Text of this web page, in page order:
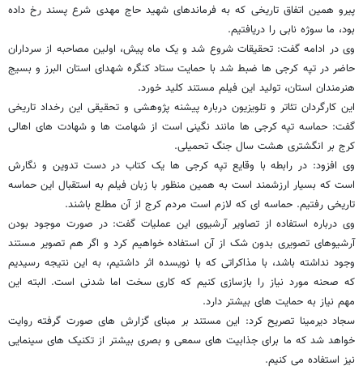
پیرو همین اتفاق تاریخی که به فرمانده‏ای شهید حاج مهدی شرع ‏پسند رخ داده
بود، ما سوژه نابی را دریافتیم.
وی در ادامه گفت: تحقیقات شروع شد و یک ماه پیش، اولین مصاحبه از سرداران
حاضر در تپه کرجی‏ ها ضبط شد با حمایت ستاد کنگره شهدای استان البرز و بسیج
هنرمندان استان، تولید این فیلم مستند کلید خورد.
این کارگردان تئاتر و تلویزیون درباره پیشنه پژوهشی و تحقیقی این رخداد تاریخی
گفت: حماسه تپه کرجی‏ ها مانند نگینی است از شهامت‏ ها و شهادت‏ های اهالی
کرج بر انگشتری هشت سال جنگ تحمیلی.
وی افزود: در رابطه با وقایع تپه کرجی‏ ها یک کتاب در دست تدوین و نگارش
است که بسیار ارزشمند است به همین منظور با زبان فیلم به استقبال این حماسه
تاریخی رفتیم. حماسه ‏ای که لازم است مردم کرج از آن مطلع باشند.
وی درباره استفاده از تصاویر آرشیوی این عملیات گفت: در صورت موجود بودن
آرشیوهای تصویری بدون شک از آن استفاده خواهیم کرد و اگر هم تصویر مستند
وجود نداشته باشد، با مذاکراتی که با نویسده اثر داشتیم، به این نتیجه رسیدیم
که صحنه مورد نیاز را بازسازی کنیم که کاری سخت اما شدنی است. البته این
مهم نیاز به حمایت ‏های بیشتر دارد.
سجاد دیرمینا تصریح کرد: این مستند بر مبنای گزارش‏ های صورت گرفته روایت
خواهد شد که ما برای جذابیت‏ های سمعی و بصری بیشتر از تکنیک‏ های سینمایی
نیز استفاده می‏ کنیم.